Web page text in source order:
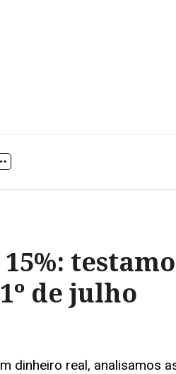
de julho
dinheiro real, analisamos